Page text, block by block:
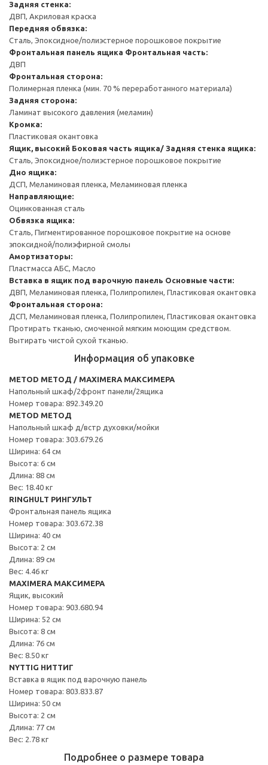
Задняя стенка:
ДВП, Акриловая краска
Передняя обвязка:
Сталь, Эпоксидное/полиэстерное порошковое покрытие
Фронтальная панель ящика Фронтальная часть:
ДВП
Фронтальная сторона:
Полимерная пленка (мин. 70 % переработанного материала)
Задняя сторона:
Ламинат высокого давления (меламин)
Кромка:
Пластиковая окантовка
Ящик, высокий Боковая часть ящика/ Задняя стенка ящика:
Сталь, Эпоксидное/полиэстерное порошковое покрытие
Дно ящика:
ДСП, Меламиновая пленка, Меламиновая пленка
Направляющие:
Оцинкованная сталь
Обвязка ящика:
Сталь, Пигментированное порошковое покрытие на основе
эпоксидной/полиэфирной смолы
Амортизаторы:
Пластмасса АБС, Масло
Вставка в ящик под варочную панель Основные части:
ДВП, Меламиновая пленка, Полипропилен, Пластиковая окантовка
Фронтальная сторона:
ДСП, Меламиновая пленка, Полипропилен, Пластиковая окантовка
Протирать тканью, смоченной мягким моющим средством.
Вытирать чистой сухой тканью.
Информация об упаковке
METOD МЕТОД / MAXIMERA МАКСИМЕРА
Напольный шкаф/2фронт панели/2ящика
Номер товара: 892.349.20
METOD МЕТОД
Напольный шкаф д/встр духовки/мойки
Номер товара: 303.679.26
Ширина: 64 см
Высота: 6 см
Длина: 88 см
Вес: 18.40 кг
RINGHULT РИНГУЛЬТ
Фронтальная панель ящика
Номер товара: 303.672.38
Ширина: 40 см
Высота: 2 см
Длина: 89 см
Вес: 4.46 кг
MAXIMERA МАКСИМЕРА
Ящик, высокий
Номер товара: 903.680.94
Ширина: 52 см
Высота: 8 см
Длина: 76 см
Вес: 8.50 кг
NYTTIG НИТТИГ
Вставка в ящик под варочную панель
Номер товара: 803.833.87
Ширина: 50 см
Высота: 2 см
Длина: 77 см
Вес: 2.78 кг
Подробнее о размере товара